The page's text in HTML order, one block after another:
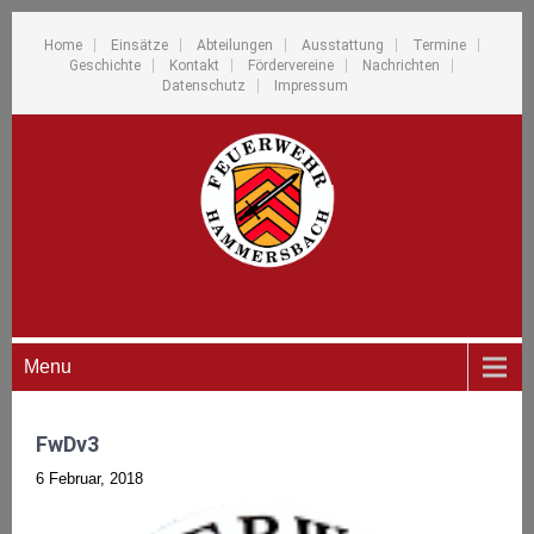
Home Einsätze Abteilungen Ausstattung
Termine
Geschichte
Kontakt Fördervereine
Nachrichten
Datenschutz
Impressum
Menu
FwDv3
6 Februar, 2018